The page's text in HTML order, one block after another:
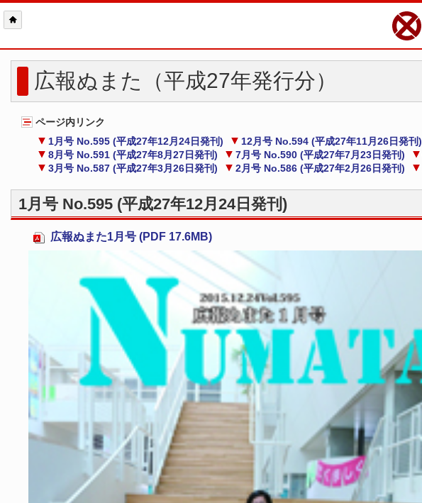
広報ぬまた（平成27年発行分）
ページ内リンク
1月号 No.595 (平成27年12月24日発刊)
12月号 No.594 (平成27年11月26日発刊)
8月号 No.591 (平成27年8月27日発刊)
7月号 No.590 (平成27年7月23日発刊)
3月号 No.587 (平成27年3月26日発刊)
2月号 No.586 (平成27年2月26日発刊)
1月号 No.595 (平成27年12月24日発刊)
広報ぬまた1月号 (PDF 17.6MB)